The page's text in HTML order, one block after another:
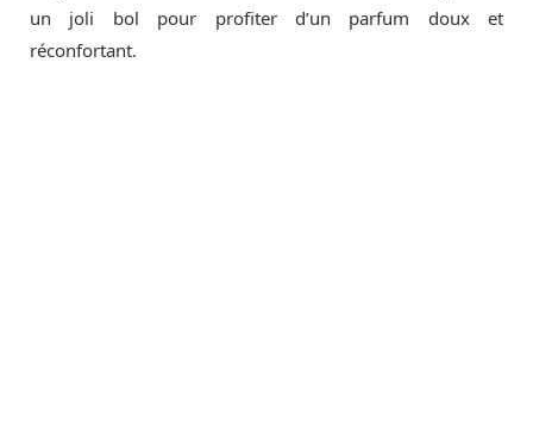
un joli bol pour profiter d’un parfum doux et
réconfortant.